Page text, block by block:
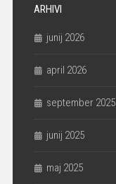
ARHIVI
junij 2026
april 2026
september 2025
junij 2025
maj 2025